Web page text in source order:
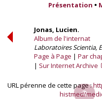
Présentation •
Jonas, Lucien.
Album de l'internat
Laboratoires Scientia,
Page à Page
Par
Sur Internet Archive
URL pérenne de cette page :
histmed/